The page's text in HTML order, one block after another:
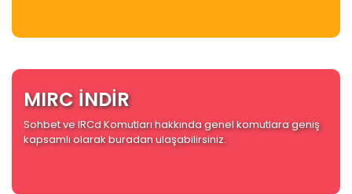
MIRC İNDİR
Sohbet ve IRCd Komutları hakkında genel komutlara geniş
kapsamlı olarak buradan ulaşabilirsiniz.